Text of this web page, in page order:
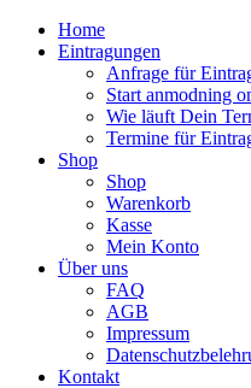
Home
Eintragungen
Anfrage für
Start anmodning
Wie läuft Dein
Termine für
Shop
Shop
Warenkorb
Kasse
Mein Konto
Über uns
FAQ
AGB
Impressum
Kontakt